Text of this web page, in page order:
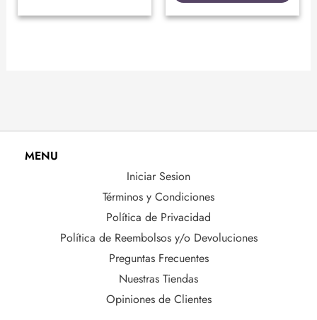
MENU
Iniciar Sesion
Términos y Condiciones
Política de Privacidad
Política de Reembolsos y/o Devoluciones
Preguntas Frecuentes
Nuestras Tiendas
Opiniones de Clientes